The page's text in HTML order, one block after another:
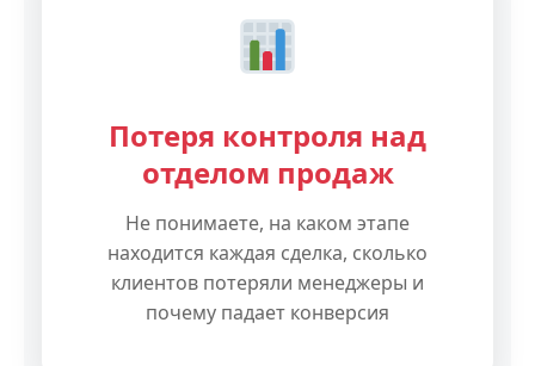
Потеря контроля над
отделом продаж
Не понимаете, на каком этапе
находится каждая сделка, сколько
клиентов потеряли менеджеры и
почему падает конверсия